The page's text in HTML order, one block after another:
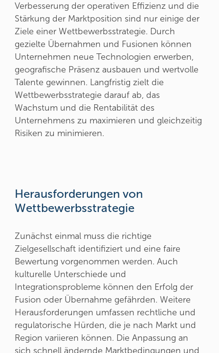
Verbesserung der operativen Effizienz und die
Stärkung der Marktposition sind nur einige der
Ziele einer Wettbewerbsstrategie. Durch
gezielte Übernahmen und Fusionen können
Unternehmen neue Technologien erwerben,
geografische Präsenz ausbauen und wertvolle
Talente gewinnen. Langfristig zielt die
Wettbewerbsstrategie darauf ab, das
Wachstum und die Rentabilität des
Unternehmens zu maximieren und gleichzeitig
Risiken zu minimieren.
Herausforderungen von
Wettbewerbsstrategie
Zunächst einmal muss die richtige
Zielgesellschaft identifiziert und eine faire
Bewertung vorgenommen werden. Auch
kulturelle Unterschiede und
Integrationsprobleme können den Erfolg der
Fusion oder Übernahme gefährden. Weitere
Herausforderungen umfassen rechtliche und
regulatorische Hürden, die je nach Markt und
Region variieren können. Die Anpassung an
sich schnell ändernde Marktbedingungen und